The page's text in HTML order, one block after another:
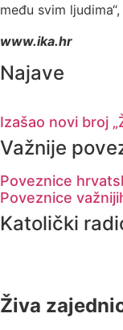
među svim
www.ika.hr
Najave
Izašao novi broj
Važnije
Poveznice
Poveznice
Katolički
Živa